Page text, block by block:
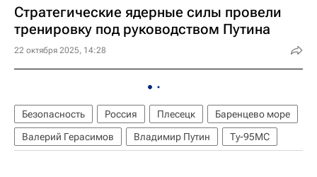
Стратегические ядерные силы провели
тренировку под руководством Путина
22 октября 2025, 14:28
Безопасность Россия Плесецк
Баренцево море
Валерий Герасимов
Владимир Путин Ту-95МС